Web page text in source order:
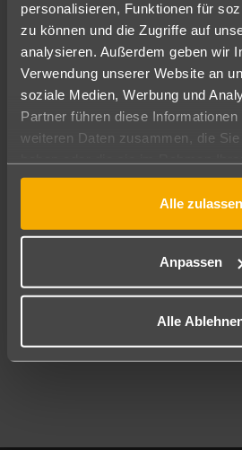
personalisieren, Funktionen für
zu können und die Zugriffe auf
analysieren. Außerdem geben wir
Verwendung unserer Website an
soziale Medien, Werbung und
Partner führen diese
weiteren Daten zusammen, die
gesammelt haben.
Alle zulassen
Anpassen
Alle
Ändere die Kriterien nach deinen
Pauschal
Abflughafen
Reisezeitraum
10.08.26–08.08.27 7-21
2 Erwachsene Keine Kinder